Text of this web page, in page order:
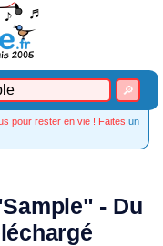
pour rester en vie ! Faites un
- Du